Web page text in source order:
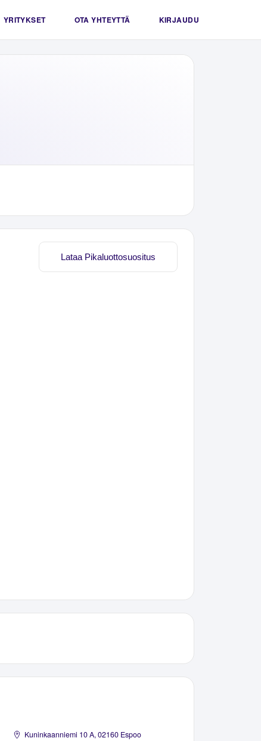
YRITYKSET OTA YHTEYTTÄ KIRJAUDU
Lataa Pikaluottosuositus
Kuninkaanniemi 10 A, 02160 Espoo